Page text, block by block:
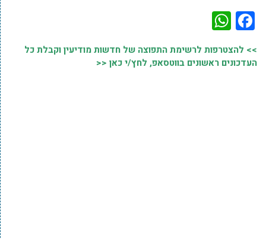
Facebook
>> להצטרפות לרשימת התפוצה של חדשות מודיעין וקבלת כל
העדכונים ראשונים בווטסאפ, לחץ/י כאן <<